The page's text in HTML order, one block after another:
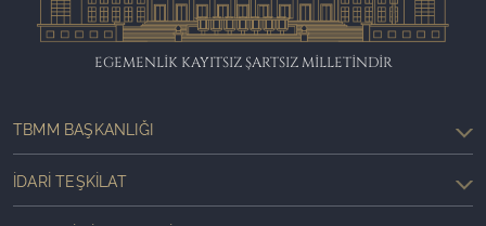
EGEMENLİK KAYITSIZ ŞARTSIZ MİLLETİNDİR
TBMM BAŞKANLIĞI
İDARI TEŞKILAT